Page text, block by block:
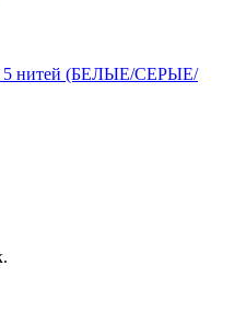
5 нитей (БЕЛЫЕ/СЕРЫЕ/